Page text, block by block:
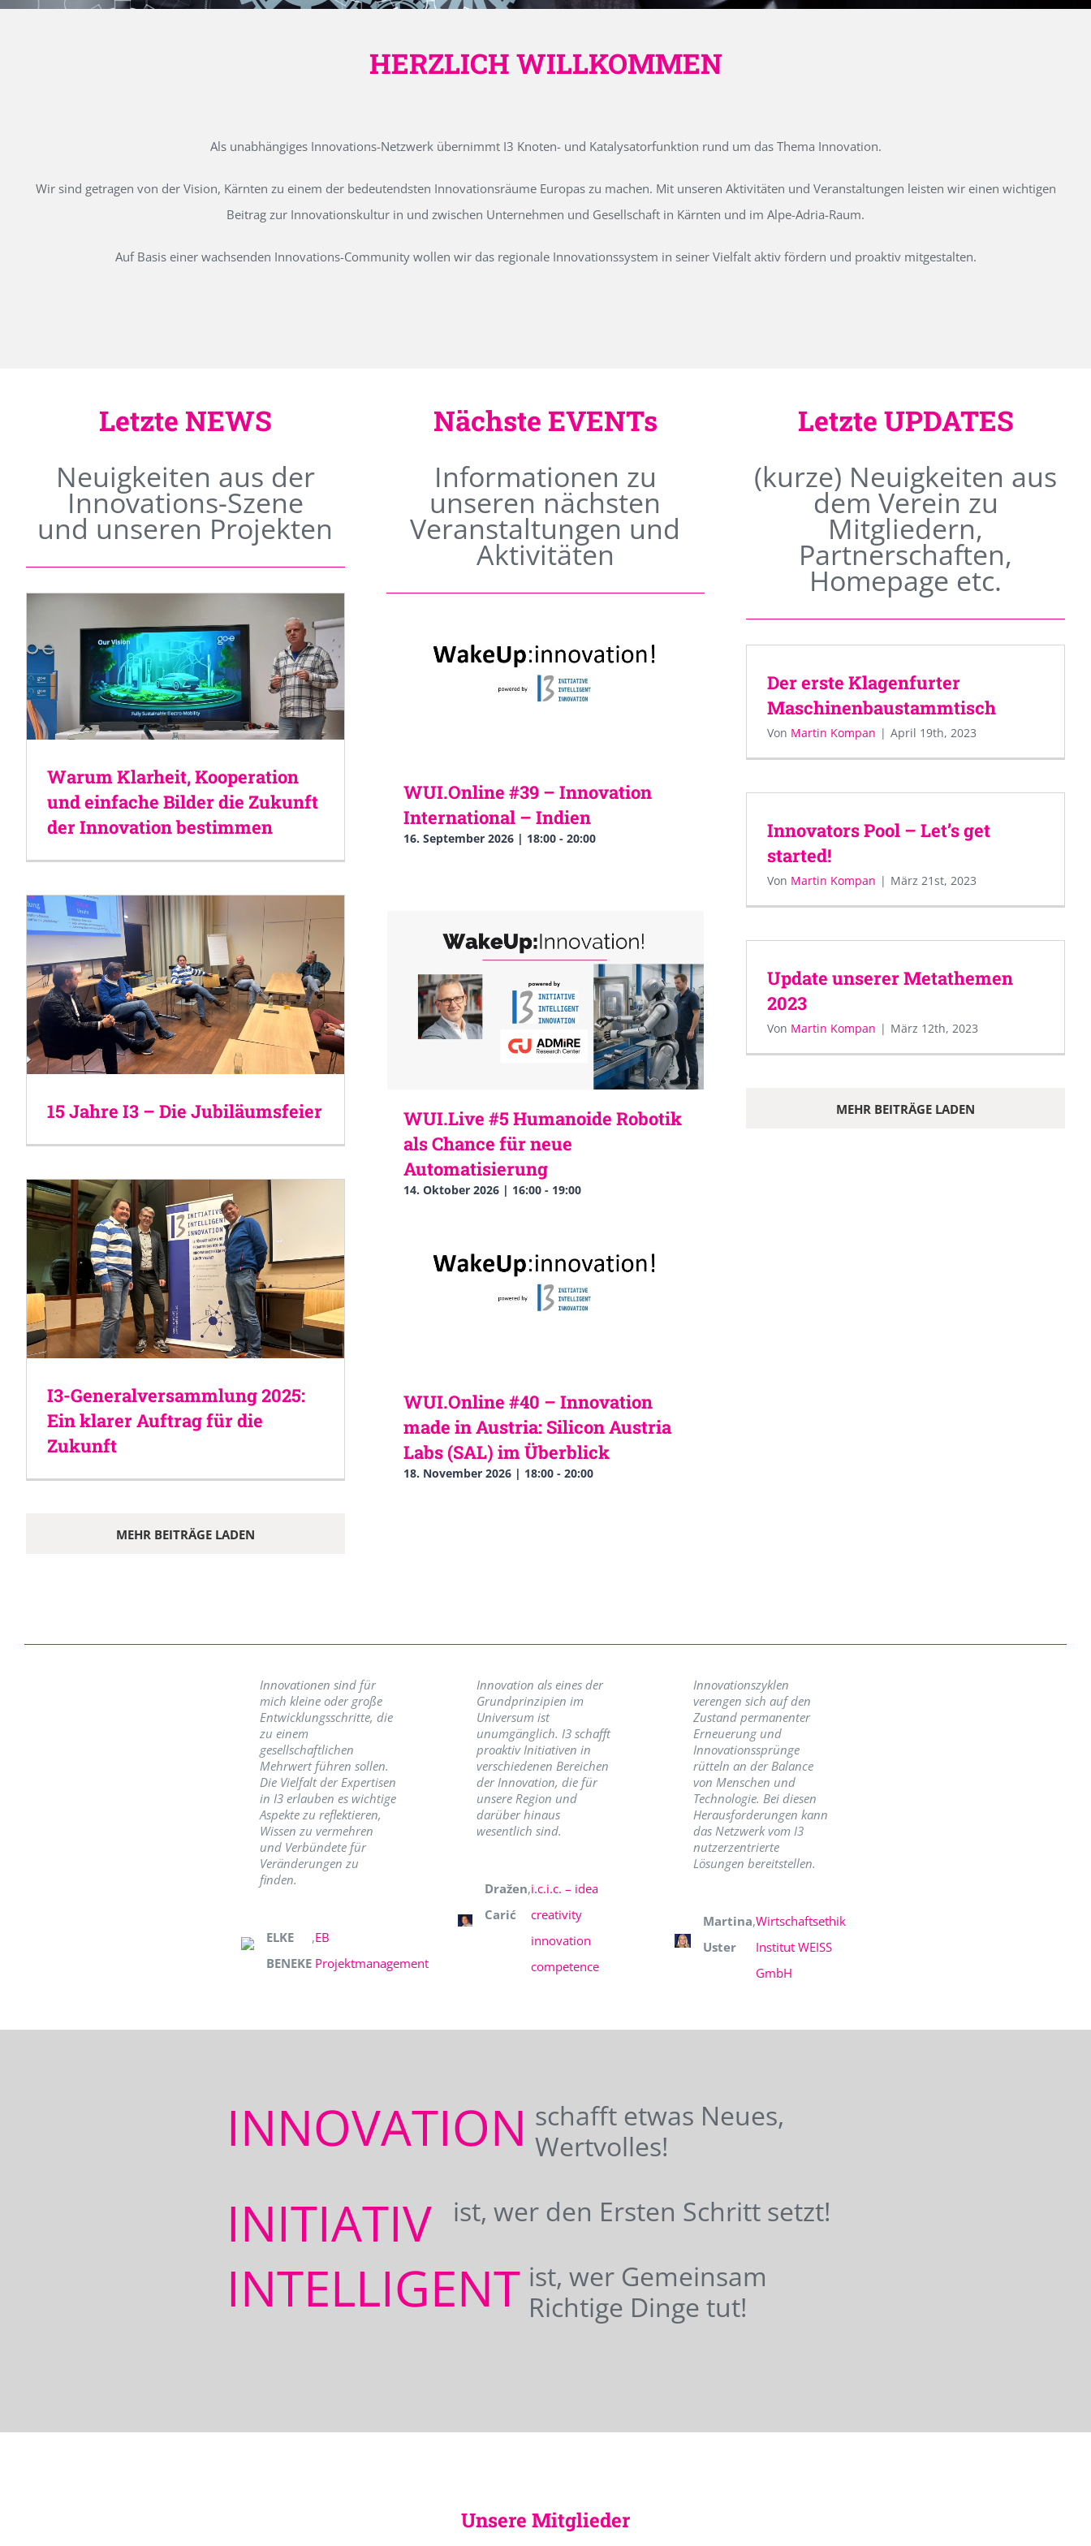
HERZLICH WILLKOMMEN
Als unabhängiges Innovations-Netzwerk übernimmt I3 Knoten- und Katalysatorfunktion rund um das Thema Innovation.
Wir sind getragen von der Vision, Kärnten zu einem der bedeutendsten Innovationsräume Europas zu machen. Mit unseren Aktivitäten und Veranstaltungen leisten wir einen wichtigen
Beitrag zur Innovationskultur in und zwischen Unternehmen und Gesellschaft in Kärnten und im Alpe-Adria-Raum.
Auf Basis einer wachsenden Innovations-Community wollen wir das regionale Innovationssystem in seiner Vielfalt aktiv fördern und proaktiv mitgestalten.
Letzte NEWS
Neuigkeiten aus der
Innovations-Szene
und unseren Projekten
Warum Klarheit, Kooperation
und einfache Bilder die Zukunft
der Innovation bestimmen
15 Jahre I3 – Die Jubiläumsfeier
I3-Generalversammlung 2025:
Ein klarer Auftrag für die
Zukunft
MEHR BEITRÄGE LADEN
Nächste EVENTs
Informationen zu
unseren nächsten
Veranstaltungen und
Aktivitäten
WUI.Online #39 – Innovation
International – Indien
16. September 2026 | 18:00- 20:00
WUI.Live #5 Humanoide Robotik
als Chance für neue
Automatisierung
14. Oktober 2026 | 16:00- 19:00
WUI.Online #40 – Innovation
made in Austria: Silicon Austria
Labs (SAL) im Überblick
18. November 2026 | 18:00- 20:00
Letzte UPDATES
(kurze) Neuigkeiten aus
dem Verein zu
Mitgliedern,
Partnerschaften,
Homepage etc.
Der erste Klagenfurter
Maschinenbaustammtisch
Von Martin Kompan | April 19th, 2023
Innovators Pool – Let’s get
started!
Von Martin Kompan | März 21st, 2023
Update unserer Metathemen
2023
Von Martin Kompan | März 12th, 2023
MEHR BEITRÄGE LADEN
Innovationen sind für
mich kleine oder große
Entwicklungsschritte, die
zu einem
gesellschaftlichen
Mehrwert führen sollen.
Die Vielfalt der Expertisen
in I3 erlauben es wichtige
Aspekte zu reflektieren,
Wissen zu vermehren
und Verbündete für
Veränderungen zu
finden.
ELKE
BENEKE
,EB
Projektmanagement
Innovation als eines der
Grundprinzipien im
Universum ist
unumgänglich. I3 schafft
proaktiv Initiativen in
verschiedenen Bereichen
der Innovation, die für
unsere Region und
darüber hinaus
wesentlich sind.
Dražen
Carić
,i.c.i.c. – idea
creativity
innovation
competence
Innovationszyklen
verengen sich auf den
Zustand permanenter
Erneuerung und
Innovationssprünge
rütteln an der Balance
von Menschen und
Technologie. Bei diesen
Herausforderungen kann
das Netzwerk vom I3
nutzerzentrierte
Lösungen bereitstellen.
Martina
Uster
,Wirtschaftsethik
Institut WEISS
GmbH
INNOVATION schafft etwas Neues,
Wertvolles!
INITIATIV ist, wer den Ersten Schritt setzt!
INTELLIGENT ist, wer Gemeinsam
Richtige Dinge tut!
Unsere Mitglieder